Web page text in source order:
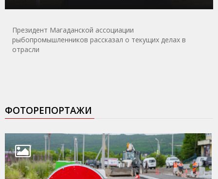
Президент Магаданской ассоциации
рыбопромышленников рассказал о текущих делах в
отрасли
ФОТОРЕПОРТАЖИ